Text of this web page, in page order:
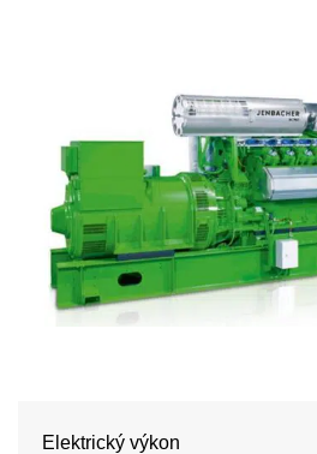
Elektrický výkon